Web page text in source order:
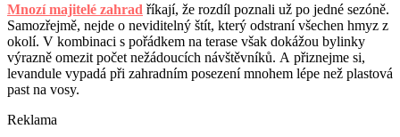
Mnozí majitelé zahrad říkají, že rozdíl poznali už po jedné sezóně.
Samozřejmě, nejde o neviditelný štít, který odstraní všechen hmyz z
okolí. V kombinaci s pořádkem na terase však dokážou bylinky
výrazně omezit počet nežádoucích návštěvníků. A přiznejme si,
levandule vypadá při zahradním posezení mnohem lépe než plastová
past na vosy.
Reklama